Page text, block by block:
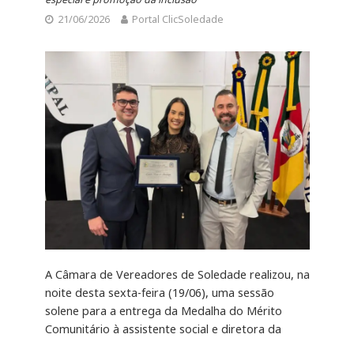
21/06/2026
Portal ClicSoledade
A Câmara de Vereadores de Soledade realizou, na
noite desta sexta-feira (19/06), uma sessão
solene para a entrega da Medalha do Mérito
Comunitário à assistente social e diretora da